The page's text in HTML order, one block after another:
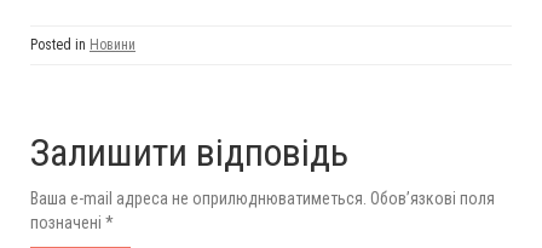
Posted in Новини
Залишити відповідь
Ваша e-mail адреса не оприлюднюватиметься. Обов’язкові поля
позначені *